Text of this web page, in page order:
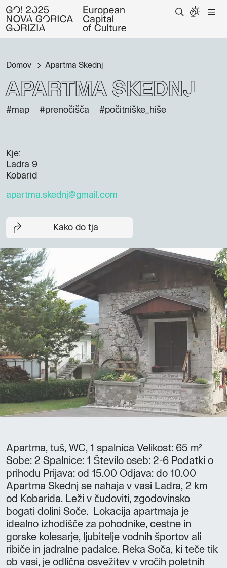
Domov Apartma Skednj
Apartma Skednj
#map #prenočišča #počitniške_hiše
Kje:
Ladra 9
Kobarid
apartma.skednj@gmail.com
Kako do tja
Apartma, tuš, WC, 1 spalnica Velikost: 65 m²
Sobe: 2 Spalnice: 1 Število oseb: 2-6 Podatki o
prihodu Prijava: od 15.00 Odjava: do 10.00
Apartma Skednj se nahaja v vasi Ladra, 2 km
od Kobarida. Leži v čudoviti, zgodovinsko
bogati dolini Soče. Lokacija apartmaja je
idealno izhodišče za pohodnike, cestne in
gorske kolesarje, ljubitelje vodnih športov ali
ribiče in jadralne padalce. Reka Soča, ki teče tik
ob vasi, je odlična osvežitev v vročih poletnih